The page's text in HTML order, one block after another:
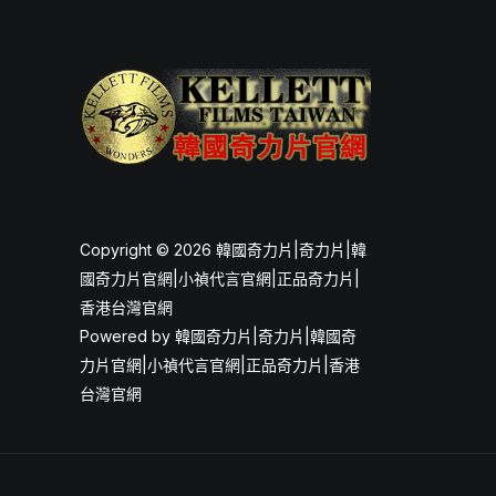
Copyright © 2026 韓國奇力片|奇力片|韓
國奇力片官網|小禎代言官網|正品奇力片|
香港台灣官網
Powered by 韓國奇力片|奇力片|韓國奇
力片官網|小禎代言官網|正品奇力片|香港
台灣官網